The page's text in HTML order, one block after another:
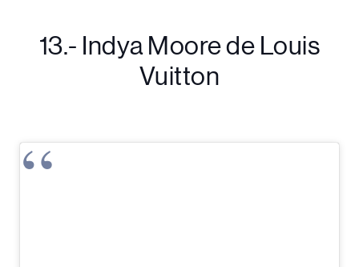
13.- Indya Moore de Louis
Vuitton